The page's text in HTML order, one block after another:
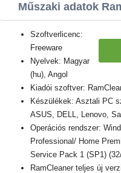
Műszaki adatok
Szoftverlicenc:
Freeware
Nyelvek: Magyar
(hu), Angol
Kiadói szoftver:
Készülékek: Asztali PC
ASUS, DELL, Lenovo,
Operációs rendszer:
Professional/ Home
Service Pack 1 (SP1)
RamCleaner teljes új